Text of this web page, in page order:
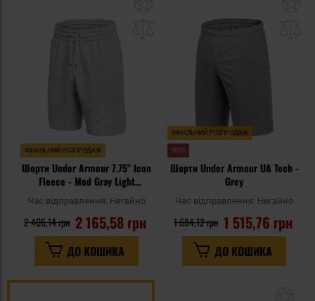
уподобань
ФІНАЛЬНИЙ РОЗПРОДАЖ
Шорти Under Armour 7.75" Icon
Fleece - Mod Gray Light
Heather/White
Час відправлення: Негайно
2 165,58 грн
2 406,14 грн
ДО КОШИКА
ФІНАЛЬНИЙ РОЗПРОДАЖ
ЛІТО
Шорти Under Armour UA Tech -
Grey
Час відправлення: Негайно
1 515,76 грн
1 684,12 грн
ДО КОШИКА